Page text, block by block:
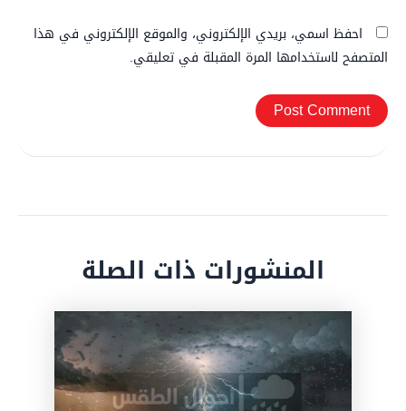
احفظ اسمي، بريدي الإلكتروني، والموقع الإلكتروني في هذا
المتصفح لاستخدامها المرة المقبلة في تعليقي.
المنشورات ذات الصلة